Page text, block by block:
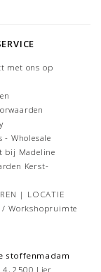
met ons op
- Wholesale
bij Madeline
Kerst-
| LOCATIE
Workshopruimte
stoffenmadam
4, 2500 Lier